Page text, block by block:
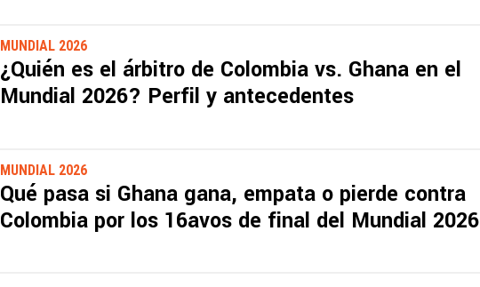
MUNDIAL 2026
¿Quién es el árbitro de Colombia vs. Ghana en el
Mundial 2026? Perfil y antecedentes
MUNDIAL 2026
Qué pasa si Ghana gana, empata o pierde contra
Colombia por los 16avos de final del Mundial 2026